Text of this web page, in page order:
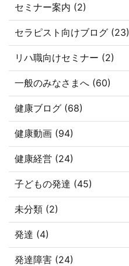
セミナー案内 (2)
セラピスト向けブログ (23)
リハ職向けセミナー (2)
一般のみなさまへ (60)
健康ブログ (68)
健康動画 (94)
健康経営 (24)
子どもの発達 (45)
未分類 (2)
発達 (4)
発達障害 (24)